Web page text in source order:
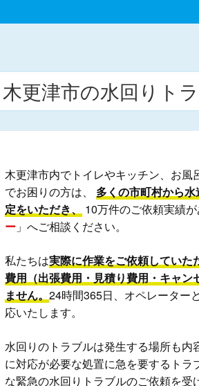
木更津市の水回りト
木更津市内でトイレやキッチン、お風
でお困りの方は、 多くの市町村から
定をいただき、
10万件のご依頼実績
ー 」へご相談ください。
私たちは実際に作業をご依頼していた
費用（出張費用・見積り費用・キャン
ません。24時間365日、オペレーター
応いたします。
水回りのトラブルは発生する場所も内
に対応が必要な処置に急を要するトラ
な緊急の水回りトラブルのご依頼を受